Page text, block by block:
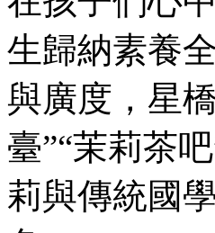
生歸納素養
與廣度，
臺”“茉莉茶吧
莉與傳統國學